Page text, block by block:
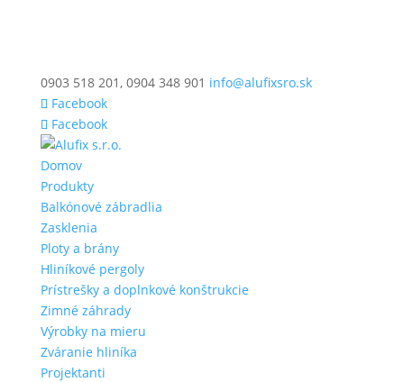
0903 518 201, 0904 348 901 info@alufixsro.sk
Facebook
Facebook
Domov
Produkty
Balkónové zábradlia
Zasklenia
Ploty a brány
Hliníkové pergoly
Prístrešky a doplnkové konštrukcie
Zimné záhrady
Výrobky na mieru
Zváranie hliníka
Projektanti